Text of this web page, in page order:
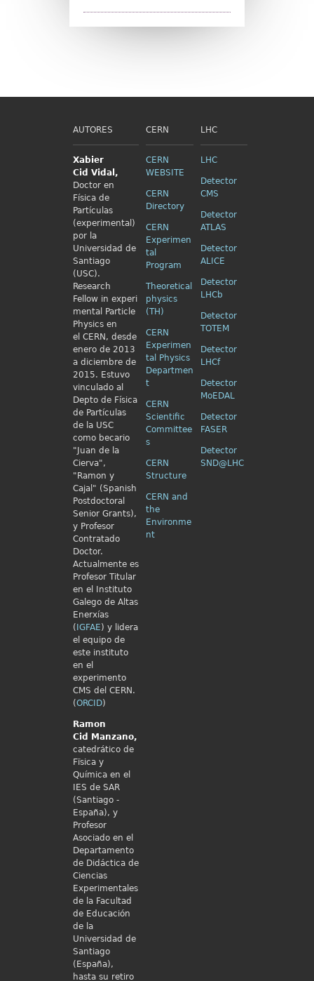
AUTORES
Xabier
Cid Vidal,
Doctor en
Física de
Partículas
(experimental)
por la
Universidad de
Santiago
(USC).
Research
Fellow in experi
mental Particle
Physics en
el CERN, desde
enero de 2013
a diciembre de
2015. Estuvo
vinculado al
Depto de Física
de Partículas
de la USC
como becario
"Juan de la
Cierva",
"Ramon y
Cajal" (Spanish
Postdoctoral
Senior Grants),
y Profesor
Contratado
Doctor.
Actualmente es
Profesor Titular
en el Instituto
Galego de Altas
Enerxías
( IGFAE) y lidera
el equipo de
este instituto
en el
experimento
CMS del CERN.
(ORCID)
Ramon
Cid
Manzano,
catedrático de
Fïsica y
Química en el
IES de SAR
(Santiago -
España), y
Profesor
Asociado en el
Departamento
de Didáctica de
Ciencias
Experimentales
de la Facultad
de Educación
de la
Universidad de
Santiago
(España),
hasta su retiro
CERN
CERN
WEBSITE
CERN
Directory
CERN
Experimen
tal
Program
Theoretical
physics
(TH)
CERN
Experimen
tal Physics
Departmen
t
CERN
Scientific
Committee
s
CERN
Structure
CERN and
the
Environme
nt
LHC
LHC
Detector
CMS
Detector
ATLAS
Detector
ALICE
Detector
LHCb
Detector
TOTEM
Detector
LHCf
Detector
MoEDAL
Detector
FASER
Detector
SND@LHC